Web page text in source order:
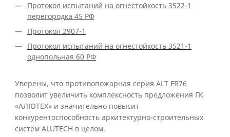
Протокол испытаний на огнестойкость 3522-1
перегородка 45 РФ
Протокол 2907-1
Протокол испытаний на огнестойкость 3521-1
однопольная 60 РФ
Уверены, что противопожарная серия ALT FR76
позволит увеличить комплексность предложения ГК
«АЛЮТЕХ» и значительно повысит
конкурентоспособность архитектурно-строительных
систем ALUTECH в целом.